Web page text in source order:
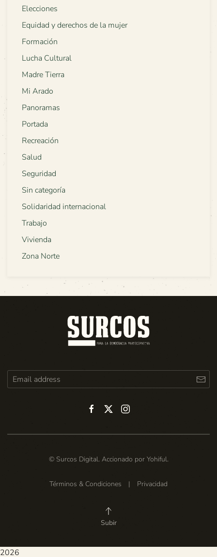
Elecciones
Equidad y derechos de la mujer
Formación
Lucha Cultural
Madre Tierra
Mi Arado
Panoramas
Portada
Recreación
Salud
Seguridad
Sin categoría
Solidaridad internacional
Trabajo
Vivienda
Zona Norte
© Surcos Digital. Accionado por Yohiful.
Términos & Condiciones | Privacidad
Subir
2026